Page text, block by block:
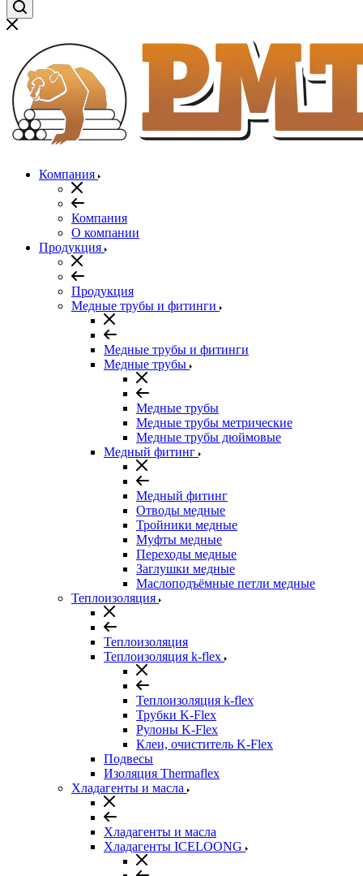
Компания
Компания
О компании
Продукция
Продукция
Медные трубы и фитинги
Медные трубы и фитинги
Медные трубы
Медные трубы
Медные трубы метрические
Медные трубы дюймовые
Медный фитинг
Медный фитинг
Отводы медные
Тройники медные
Муфты медные
Переходы медные
Заглушки медные
Маслоподъёмные петли медные
Теплоизоляция
Теплоизоляция
Теплоизоляция k-flex
Теплоизоляция k-flex
Трубки K-Flex
Рулоны K-Flex
Клеи, очиститель K-Flex
Подвесы
Изоляция Thermaflex
Хладагенты и масла
Хладагенты и масла
Хладагенты ICELOONG